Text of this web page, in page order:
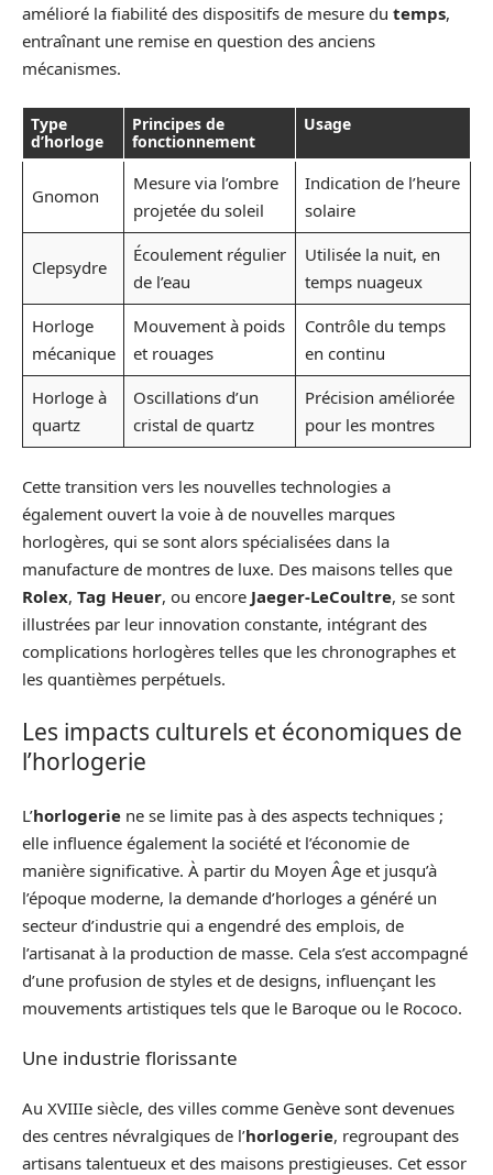
amélioré la fiabilité des dispositifs de mesure du temps,
entraînant une remise en question des anciens
mécanismes.
Type
d’horloge
Principes de
fonctionnement
Usage
Gnomon
Mesure via l’ombre
projetée du soleil
Indication de l’heure
solaire
Clepsydre
Écoulement régulier
de l’eau
Utilisée la nuit, en
temps nuageux
Horloge
mécanique
Mouvement à poids
et rouages
Contrôle du temps
en continu
Horloge à
quartz
Oscillations d’un
cristal de quartz
Précision améliorée
pour les montres
Cette transition vers les nouvelles technologies a
également ouvert la voie à de nouvelles marques
horlogères, qui se sont alors spécialisées dans la
manufacture de montres de luxe. Des maisons telles que
Rolex, Tag Heuer, ou encore Jaeger-LeCoultre, se sont
illustrées par leur innovation constante, intégrant des
complications horlogères telles que les chronographes et
les quantièmes perpétuels.
Les impacts culturels et économiques de
l’horlogerie
L’horlogerie ne se limite pas à des aspects techniques ;
elle influence également la société et l’économie de
manière significative. À partir du Moyen Âge et jusqu’à
l’époque moderne, la demande d’horloges a généré un
secteur d’industrie qui a engendré des emplois, de
l’artisanat à la production de masse. Cela s’est accompagné
d’une profusion de styles et de designs, influençant les
mouvements artistiques tels que le Baroque ou le Rococo.
Une industrie florissante
Au XVIIIe siècle, des villes comme Genève sont devenues
des centres névralgiques de l’horlogerie, regroupant des
artisans talentueux et des maisons prestigieuses. Cet essor